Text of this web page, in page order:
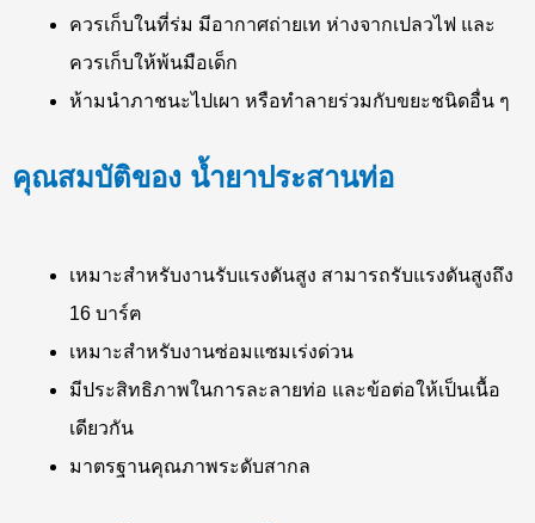
ควรเก็บในที่ร่ม มีอากาศถ่ายเท ห่างจากเปลวไฟ และ
ควรเก็บให้พ้นมือเด็ก
ห้ามนำภาชนะไปเผา หรือทำลายร่วมกับขยะชนิดอื่น ๆ
คุณสมบัติของ น้ำยาประสานท่อ
เหมาะสำหรับงานรับแรงดันสูง สามารถรับแรงดันสูงถึง
16 บาร์ฅ
เหมาะสำหรับงานซ่อมแซมเร่งด่วน
มีประสิทธิภาพในการละลายท่อ และข้อต่อให้เป็นเนื้อ
เดียวกัน
มาตรฐานคุณภาพระดับสากล